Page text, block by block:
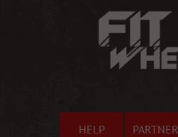
HELP PARTNER